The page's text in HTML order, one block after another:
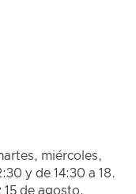
miércoles,
y de 14:30 a 18.
15 de agosto.